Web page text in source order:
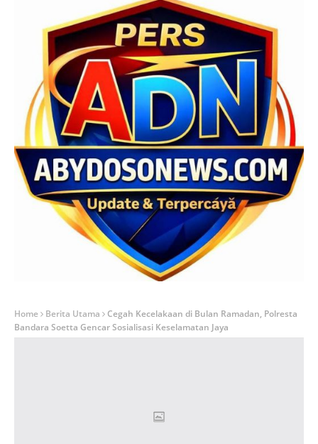
Home Berita Utama
Cegah Kecelakaan di Bulan Ramadan, Polresta
Bandara Soetta Gencar Sosialisasi Keselamatan Jaya